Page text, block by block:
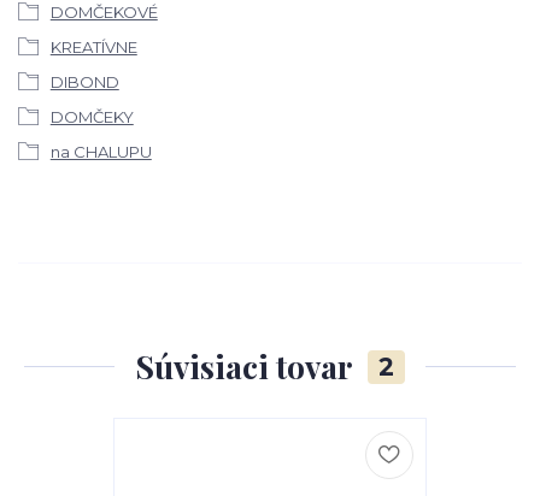
DOMČEKOVÉ
KREATÍVNE
DIBOND
DOMČEKY
na CHALUPU
Súvisiaci tovar 2